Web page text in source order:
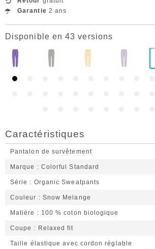
Garantie 2 ans
Disponible en 43 versions
Caractéristiques
Pantalon de survêtement
Marque Colorful Standard
Série Organic Sweatpants
Couleur Snow Melange
Matière 100 % coton biologique
Coupe Relaxed fit
Taille élastique avec cordon réglable